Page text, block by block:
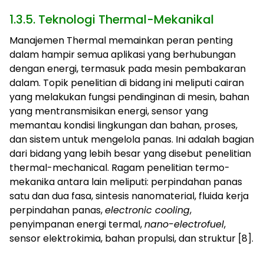
1.3.5. Teknologi Thermal-Mekanikal
Manajemen Thermal memainkan peran penting
dalam hampir semua aplikasi yang berhubungan
dengan energi, termasuk pada mesin pembakaran
dalam. Topik penelitian di bidang ini meliputi cairan
yang melakukan fungsi pendinginan di mesin, bahan
yang mentransmisikan energi, sensor yang
memantau kondisi lingkungan dan bahan, proses,
dan sistem untuk mengelola panas. Ini adalah bagian
dari bidang yang lebih besar yang disebut penelitian
thermal-mechanical. Ragam penelitian termo-
mekanika antara lain meliputi: perpindahan panas
satu dan dua fasa, sintesis nanomaterial, fluida kerja
perpindahan panas,electronic cooling,
penyimpanan energi termal,nano-electrofuel,
sensor elektrokimia, bahan propulsi, dan struktur [8].